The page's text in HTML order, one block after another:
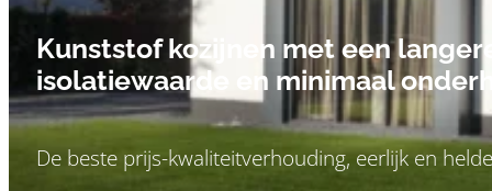
Kunststof kozijnen met een
isolatiewaarde en minimaal
De beste prijs-kwaliteitverhouding, eerlijk en